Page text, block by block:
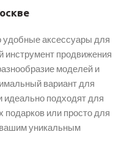
удобные аксессуары для
инструмент продвижения
моделей и
вариант для
идеально подходят для
подарков или просто для
вашим уникальным